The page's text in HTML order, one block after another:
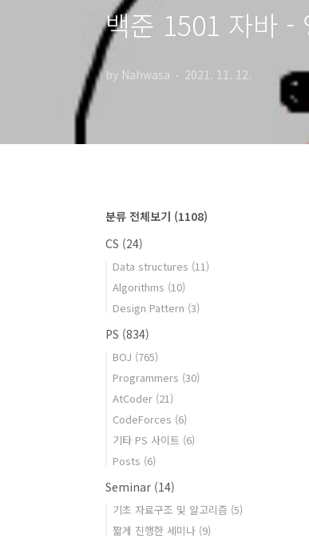
백준 1501 자바 -
by Nahwasa 2021. 11. 12.
분류 전체보기 (1108)
CS (24)
Data structures (11)
Algorithms (10)
Design Pattern (3)
PS (834)
BOJ (765)
Programmers (30)
AtCoder (21)
CodeForces (6)
기타 PS 사이트 (6)
Posts (6)
Seminar (14)
기초 자료구조 및 알고리즘 (5)
짧게 진행한 세미나 (9)